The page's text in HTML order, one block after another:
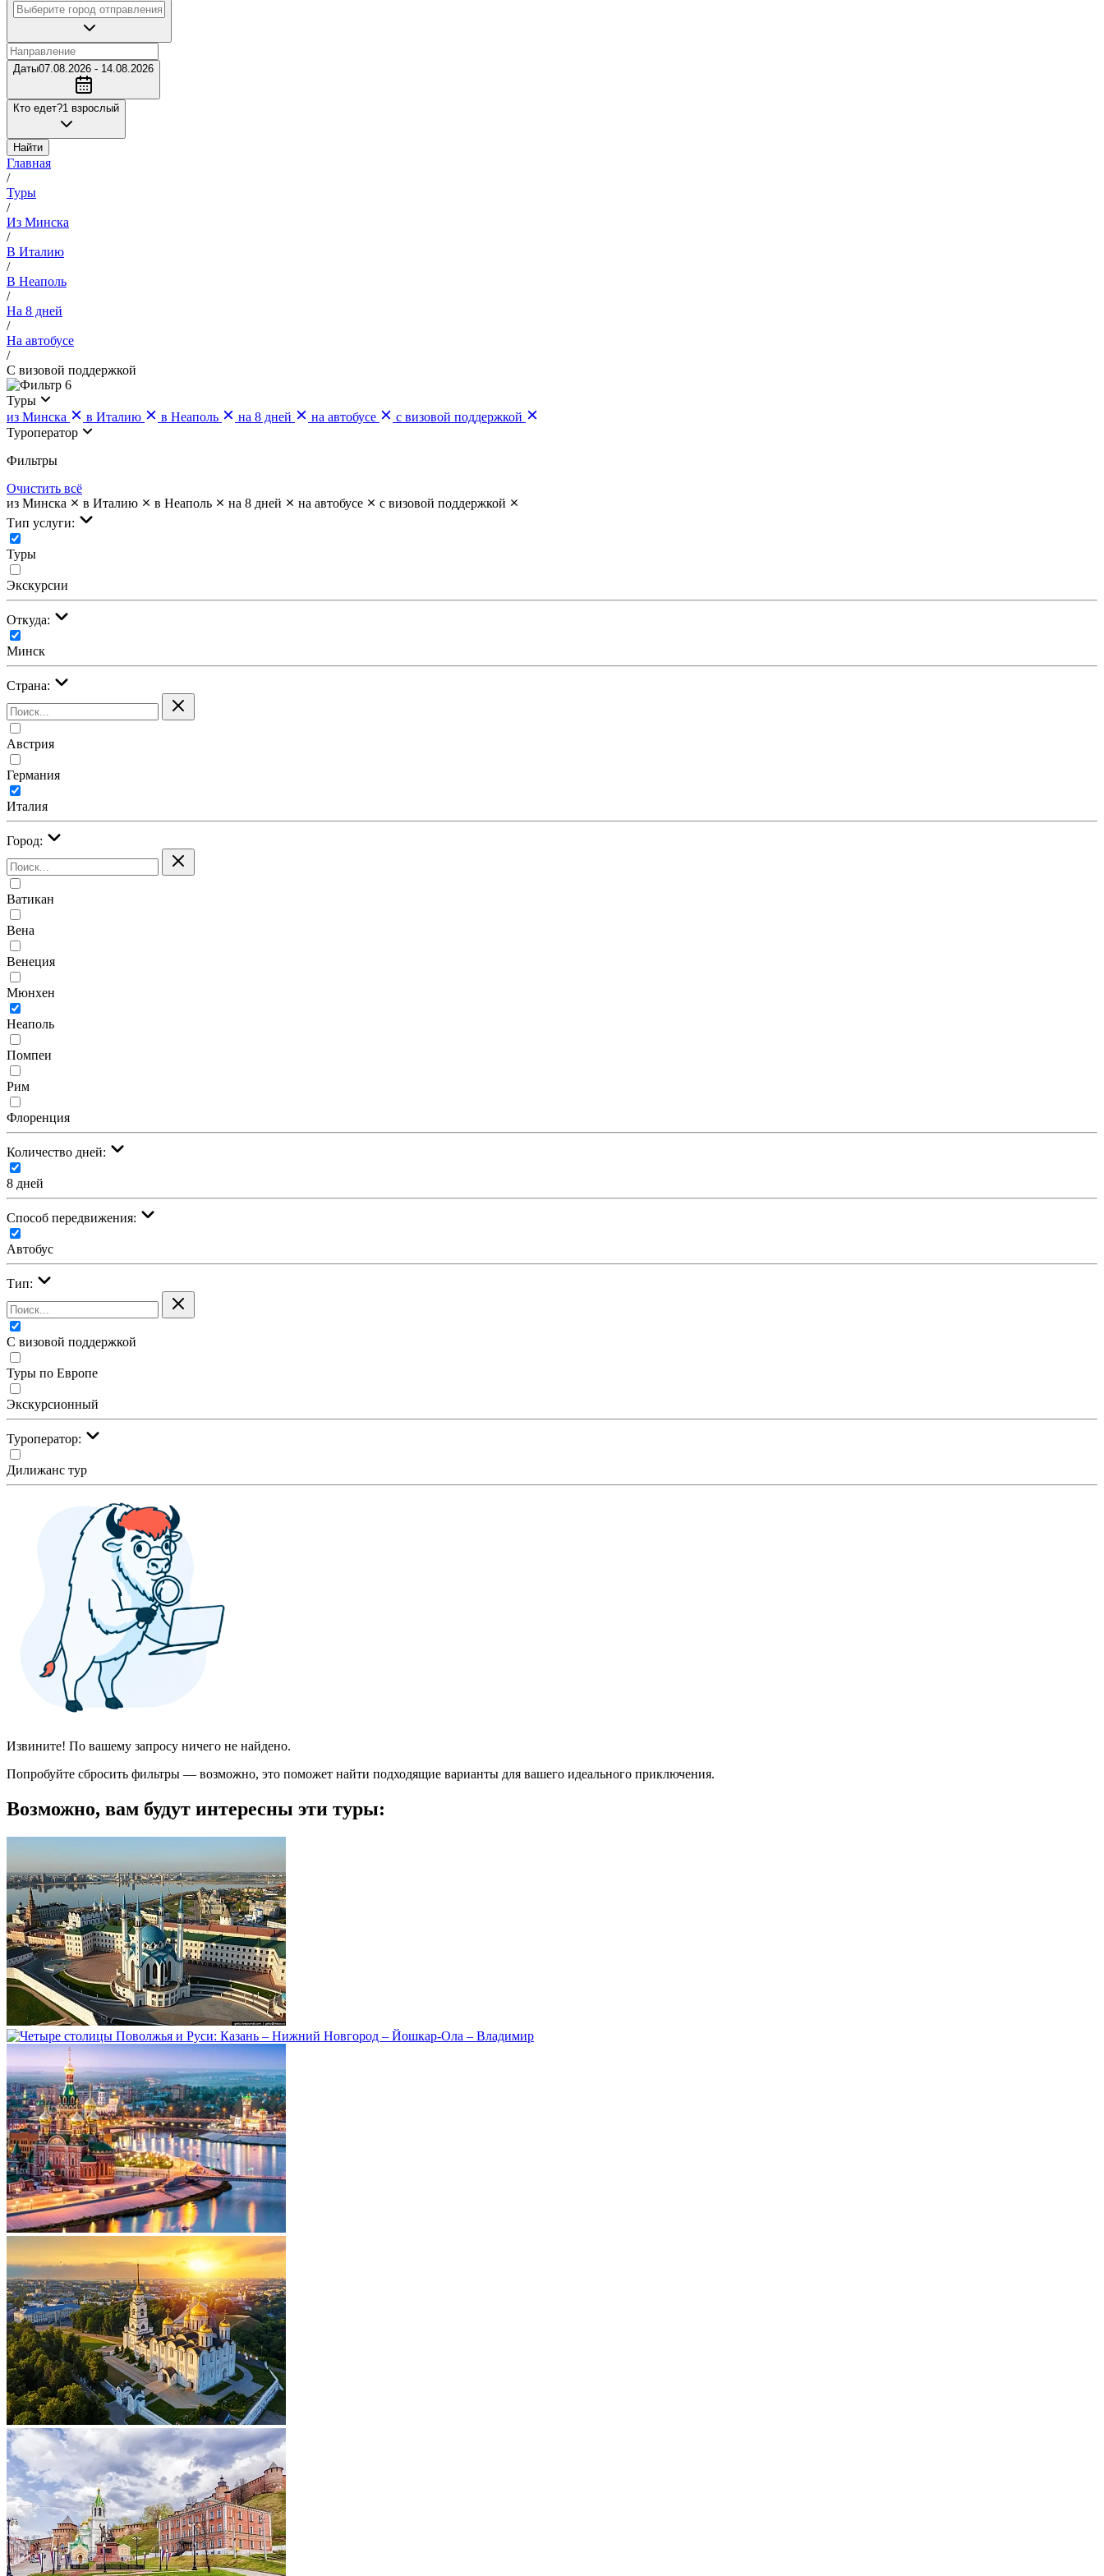
Даты07.08.2026 - 14.08.2026
Кто едет?1 взрослый
Найти
Главная
/
Туры
/
Из Минска
/
В Италию
/
В Неаполь
/
На 8 дней
/
На автобусе
/
С визовой поддержкой
6
Туры
из Минска
в Италию в Неаполь на 8 дней на автобусе
с визовой поддержкой
Туроператор
Фильтры
Очистить всё
из Минска
в Италию в Неаполь на 8 дней на автобусе
с визовой поддержкой
Тип услуги:
Туры
Экскурсии
Откуда:
Минск
Страна:
Австрия
Германия
Италия
Город:
Ватикан
Вена
Венеция
Мюнхен
Неаполь
Помпеи
Рим
Флоренция
Количество дней:
8 дней
Cпособ передвижения:
Автобус
Тип:
С визовой поддержкой
Туры по Европе
Экскурсионный
Туроператор:
Дилижанс тур
Извините! По вашему запросу ничего не найдено.
Попробуйте сбросить фильтры — возможно, это поможет найти подходящие варианты для вашего идеального приключения.
Возможно, вам будут интересны эти туры: